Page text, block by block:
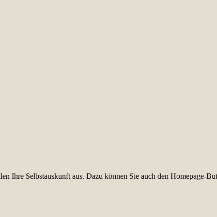
Ihre Selbstauskunft aus. Dazu können Sie auch den Homepage-